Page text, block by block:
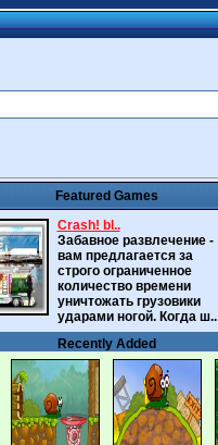
Featured Games
Crash! bl..
Забавное развлечение -
вам предлагается за
строго ограниченное
количество времени
уничтожать грузовики
ударами ногой. Когда ш..
Recently Added